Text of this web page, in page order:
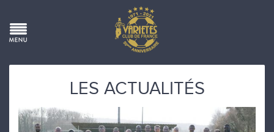
LES ACTUALITÉS